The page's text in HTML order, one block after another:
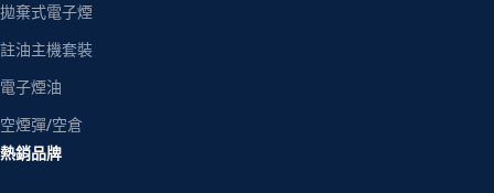
拋棄式電子煙
註油主機套裝
電子煙油
空煙彈/空倉
熱銷品牌